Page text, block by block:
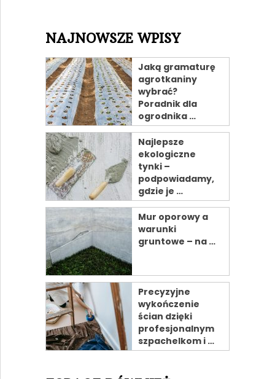
NAJNOWSZE WPISY
Jaką gramaturę
agrotkaniny
wybrać?
Poradnik dla
ogrodnika …
Najlepsze
ekologiczne
tynki –
podpowiadamy,
gdzie je …
Mur oporowy a
warunki
gruntowe – na …
Precyzyjne
wykończenie
ścian dzięki
profesjonalnym
szpachelkom i …